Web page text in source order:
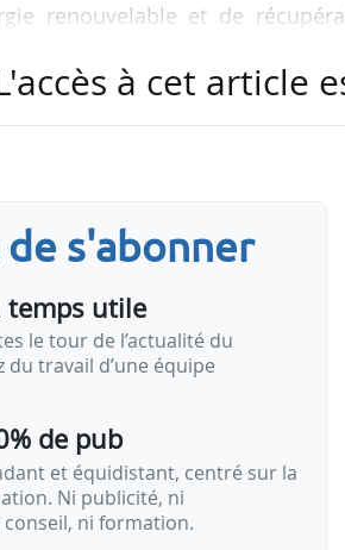
renouvelable et de
du réseau et spécifie le
à cet article
de s'abonner
temps utile
le tour de l’actualité du
du travail d’une équipe
de pub
et équidistant, centré sur la
Ni publicité, ni
ni formation.